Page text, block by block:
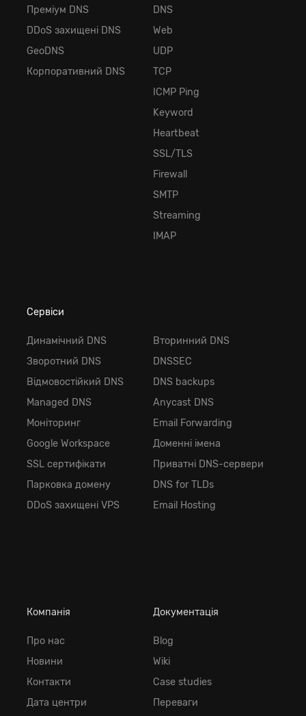
Преміум DNS
DDoS захищені DNS
GeoDNS
Корпоративний DNS
DNS
Web
UDP
TCP
ICMP Ping
Keyword
Heartbeat
SSL/TLS
Firewall
SMTP
Streaming
IMAP
Сервіси
Динамічний DNS
Зворотний DNS
Відмовостійкий DNS
Managed DNS
Моніторинг
Google Workspace
SSL сертифікати
Парковка домену
DDoS захищені VPS
Вторинний DNS
DNSSEC
DNS backups
Anycast DNS
Email Forwarding
Доменні імена
Приватні DNS-сервери
DNS for TLDs
Email Hosting
Компанія
Про нас
Новини
Контакти
Дата центри
Документація
Blog
Wiki
Case studies
Переваги